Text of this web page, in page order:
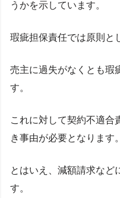
うかを示しています。
瑕疵担保責任では原則と
売主に過失がなくとも瑕
す。
これに対して契約不適合
き事由が必要となります。
とはいえ、減額請求など
す。